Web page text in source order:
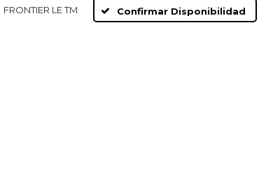
FRONTIER LE TM Confirmar Disponibilidad